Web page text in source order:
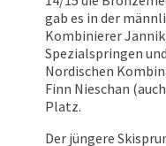
gab es in der
Kombinierer
Spezialspringen
Nordischen
Finn Nieschan
Platz.
Der jüngere